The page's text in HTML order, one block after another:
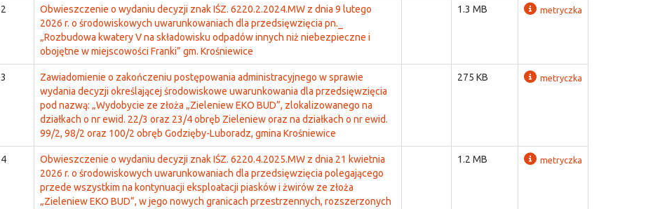
2
Obwieszczenie o wydaniu decyzji znak IŚZ. 6220.2.2024.MW z dnia 9 lutego
2026 r. o środowiskowych uwarunkowaniach dla przedsięwzięcia pn._
„Rozbudowa kwatery V na składowisku odpadów innych niż niebezpieczne i
obojętne w miejscowości Franki” gm. Krośniewice
1.3 MB metryczka
3
Zawiadomienie o zakończeniu postępowania administracyjnego w sprawie
wydania decyzji określającej środowiskowe uwarunkowania dla przedsięwzięcia
pod nazwą: „Wydobycie ze złoża „Zieleniew EKO BUD”, zlokalizowanego na
działkach o nr ewid. 22/3 oraz 23/4 obręb Zieleniew oraz na działkach o nr ewid.
99/2, 98/2 oraz 100/2 obręb Godzięby-Luboradz, gmina Krośniewice
275 KB metryczka
4
Obwieszczenie o wydaniu decyzji znak IŚZ. 6220.4.2025.MW z dnia 21 kwietnia
2026 r. o środowiskowych uwarunkowaniach dla przedsięwzięcia polegającego
przede wszystkim na kontynuacji eksploatacji piasków i żwirów ze złoża
„Zieleniew EKO BUD”, w jego nowych granicach przestrzennych, rozszerzonych
1.2 MB metryczka